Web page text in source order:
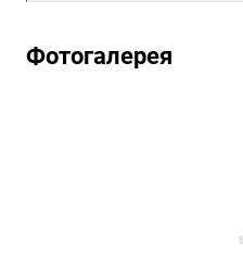
Фотогалерея